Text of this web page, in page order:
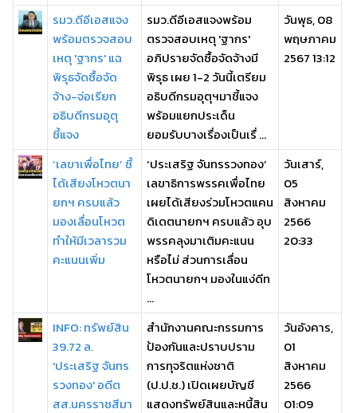
รมว.ดีอีเอสแจง
พร้อมตรวจสอบ
เหตุ 'ฐากร' แฉ
พิรุธจัดซื้อจัด
จ้าง-จ่อเรียก
อธิบดีกรมอุตุ
ชี้แจง
รมว.ดีอีเอสแจงพร้อม
ตรวจสอบเหตุ 'ฐากร'
อภิปรายจัดซื้อจัดจ้างมี
พิรุธ เผย 1-2 วันนี้เตรียม
อธิบดีกรมอุตุฯมาชี้แจง
พร้อมแยกประเด็น
ยอมรับบางเรื่องเป็นเรื่ ...
วันพุธ, 08
พฤษภาคม
2567 13:12
‘เลขาเพื่อไทย’ ชี้
ได้เสียงโหวตนา
ยกฯ ครบแล้ว
มองเลื่อนโหวต
ทำให้มีเวลารวม
คะแนนเพิ่ม
‘ประเสริฐ จันทรรวงทอง’
เลขาธิการพรรคเพื่อไทย
เผยได้เสียงร่วมโหวตแคน
ดิเดตนายกฯ ครบแล้ว อุบ
พรรคลุงมาเติมคะแนน
หรือไม่ ส่วนการเลื่อน
โหวตนายกฯ มองในแง่ดีท
...
วันเสาร์,
05
สิงหาคม
2566
20:33
INFO: ทรัพย์สิน
39.72 ล.
'ประเสริฐ จันทร
รวงทอง' อดีต
สส.นครราชสีมา
สำนักงานคณะกรรมการ
ป้องกันและปราบปราม
การทุจริตแห่งชาติ
(ป.ป.ช.) เปิดเผยบัญชี
แสดงทรัพย์สินและหนี้สิน
วันอังคาร,
01
สิงหาคม
2566
01:09